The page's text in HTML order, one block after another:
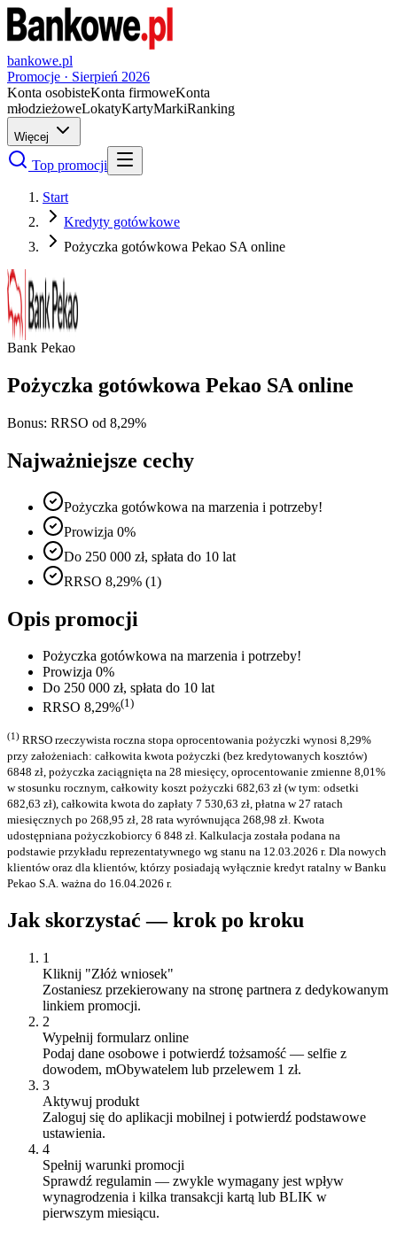
bankowe.pl
Promocje · Sierpień 2026
Konta osobisteKonta firmoweKonta
młodzieżoweLokatyKartyMarkiRanking
Więcej
Top promocji
Start
Kredyty gotówkowe
Pożyczka gotówkowa Pekao SA online
Bank Pekao
Pożyczka gotówkowa Pekao SA online
Bonus: RRSO od 8,29%
Najważniejsze cechy
Pożyczka gotówkowa na marzenia i potrzeby!
Prowizja 0%
Do 250 000 zł, spłata do 10 lat
RRSO 8,29% (1)
Opis promocji
Pożyczka gotówkowa na marzenia i potrzeby!
Prowizja 0%
Do 250 000 zł, spłata do 10 lat
RRSO 8,29%(1)
(1) RRSO rzeczywista roczna stopa oprocentowania pożyczki wynosi 8,29%
przy założeniach: całkowita kwota pożyczki (bez kredytowanych kosztów)
6848 zł, pożyczka zaciągnięta na 28 miesięcy, oprocentowanie zmienne 8,01%
w stosunku rocznym, całkowity koszt pożyczki 682,63 zł (w tym: odsetki
682,63 zł), całkowita kwota do zapłaty 7 530,63 zł, płatna w 27 ratach
miesięcznych po 268,95 zł, 28 rata wyrównująca 268,98 zł. Kwota
udostępniana pożyczkobiorcy 6 848 zł. Kalkulacja została podana na
podstawie przykładu reprezentatywnego wg stanu na 12.03.2026 r. Dla nowych
klientów oraz dla klientów, którzy posiadają wyłącznie kredyt ratalny w Banku
Pekao S.A. ważna do 16.04.2026 r.
Jak skorzystać — krok po kroku
1
Kliknij "Złóż wniosek"
Zostaniesz przekierowany na stronę partnera z dedykowanym
linkiem promocji.
2
Wypełnij formularz online
Podaj dane osobowe i potwierdź tożsamość — selfie z
dowodem, mObywatelem lub przelewem 1 zł.
3
Aktywuj produkt
Zaloguj się do aplikacji mobilnej i potwierdź podstawowe
ustawienia.
4
Spełnij warunki promocji
Sprawdź regulamin — zwykle wymagany jest wpływ
wynagrodzenia i kilka transakcji kartą lub BLIK w
pierwszym miesiącu.